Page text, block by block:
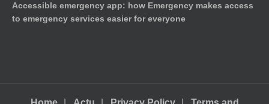
Accessible emergency app: how Emergency makes access
to emergency services easier for everyone